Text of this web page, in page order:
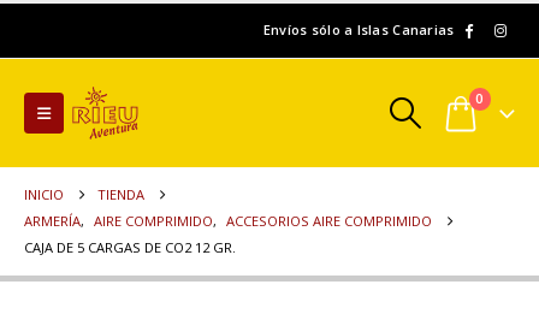
Envíos sólo a Islas Canarias
0
INICIO
TIENDA
ARMERÍA, AIRE COMPRIMIDO, ACCESORIOS AIRE COMPRIMIDO
CAJA DE 5 CARGAS DE CO2 12 GR.